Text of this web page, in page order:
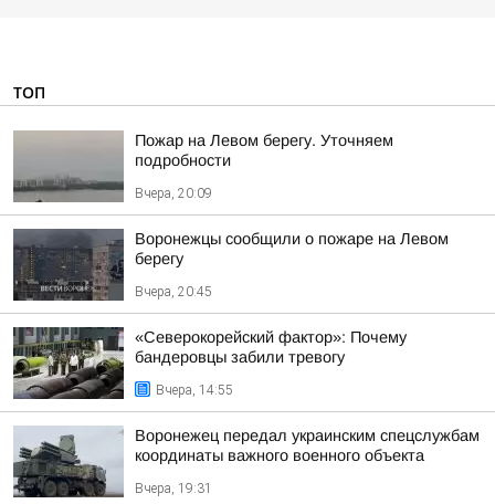
ТОП
Пожар на Левом берегу. Уточняем
подробности
Вчера, 20:09
Воронежцы сообщили о пожаре на Левом
берегу
Вчера, 20:45
«Северокорейский фактор»: Почему
бандеровцы забили тревогу
Вчера, 14:55
Воронежец передал украинским спецслужбам
координаты важного военного объекта
Вчера, 19:31